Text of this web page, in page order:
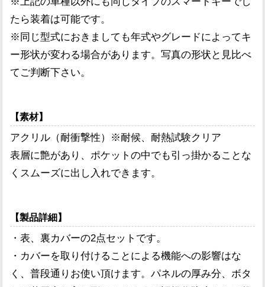
たら装着は可能です。
※同じ型式におきましても年式やグレードによってキ
ー形状が変わる場合があります。写真の形状と見比べ
てご判断下さい。
【素材】
アクリル（耐衝撃性）※耐候、耐熱試験クリア
表層に艶があり、ポケットの中でも引っ掛かることな
くスムーズに出し入れできます。
【製品詳細】
・表、裏カバーの2点セットです。
・カバーを取り付けることによる機能への影響はな
く、普段通りお使い頂けます。パネルの厚み分、ボタ